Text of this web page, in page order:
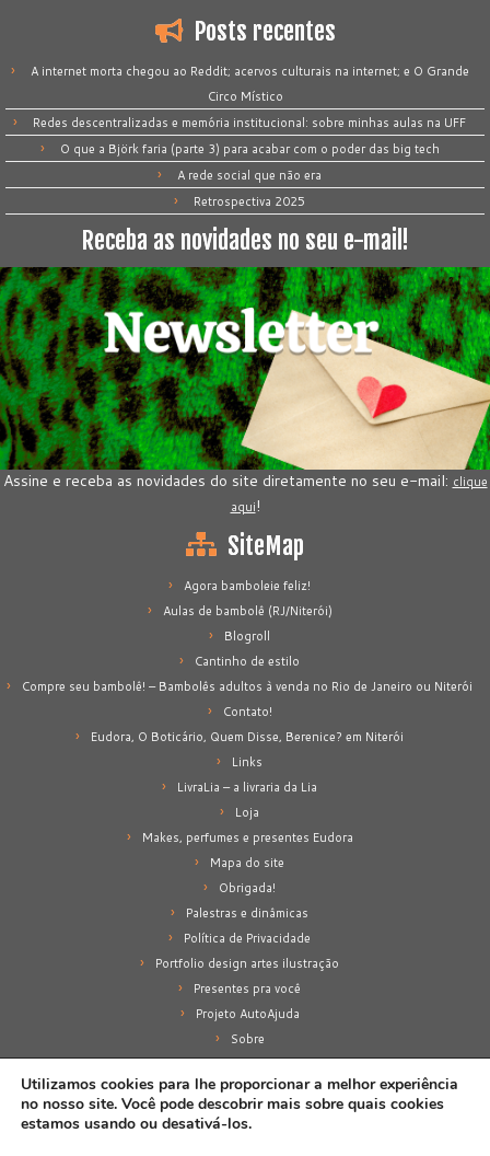
Posts recentes
A internet morta chegou ao Reddit; acervos culturais na internet; e O Grande
Circo Místico
Redes descentralizadas e memória institucional: sobre minhas aulas na UFF
O que a Björk faria (parte 3) para acabar com o poder das big tech
A rede social que não era
Retrospectiva 2025
Receba as novidades no seu e-mail!
Assine e receba as novidades do site diretamente no seu e-mail: clique
aqui!
SiteMap
Agora bamboleie feliz!
Aulas de bambolê (RJ/Niterói)
Blogroll
Cantinho de estilo
Compre seu bambolê! – Bambolês adultos à venda no Rio de Janeiro ou Niterói
Contato!
Eudora, O Boticário, Quem Disse, Berenice? em Niterói
Links
LivraLia – a livraria da Lia
Loja
Makes, perfumes e presentes Eudora
Mapa do site
Obrigada!
Palestras e dinâmicas
Política de Privacidade
Portfolio design artes ilustração
Presentes pra você
Projeto AutoAjuda
Sobre
Sobre mim
Utilizamos cookies para lhe proporcionar a melhor experiência
no nosso site. Você pode descobrir mais sobre quais cookies
estamos usando ou desativá-los.